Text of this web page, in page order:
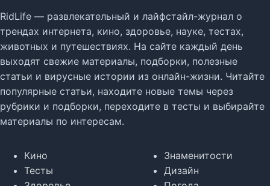
RidLife — развлекательный и лайфстайл-журнал о
трендах интернета, кино, здоровье, науке, тестах,
животных и путешествиях. На сайте каждый день
выходят свежие материалы, подборки, полезные
статьи и вирусные истории из онлайн-жизни. Читайте
популярные статьи, находите новые темы через
рубрики и подборки, переходите в тесты и выбирайте
материалы по интересам.
Кино
Тесты
Знаменитости
Дизайн